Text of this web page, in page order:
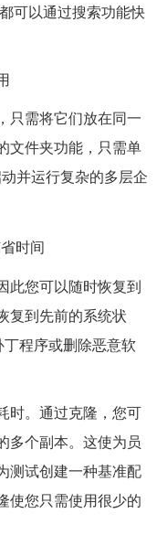
可以通过搜索功能快
需将它们放在同一
文件夹功能，只需单
并运行复杂的多层企
时间
您可以随时恢复到
复到先前的系统状
丁程序或删除恶意软
。通过克隆，您可
多个副本。这使为员
测试创建一种基准配
使您只需使用很少的